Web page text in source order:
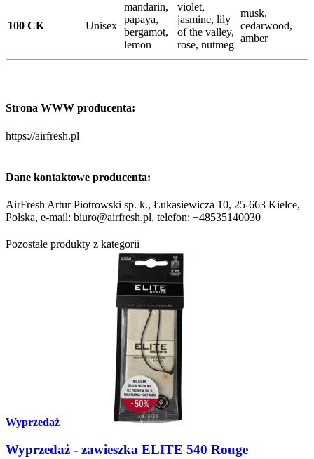
100 CK Unisex
mandarin,
papaya,
bergamot,
lemon
violet,
jasmine, lily
of the valley,
rose, nutmeg
musk,
cedarwood,
amber
Strona WWW producenta:
https://airfresh.pl
Dane kontaktowe producenta:
AirFresh Artur Piotrowski sp. k., Łukasiewicza 10, 25-663 Kielce,
Polska, e-mail: biuro@airfresh.pl, telefon: +48535140030
Pozostałe produkty z kategorii
Wyprzedaż
Wyprzedaż - zawieszka ELITE 540 Rouge